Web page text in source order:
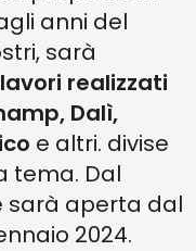
anni del
sarà
realizzati
Dalì,
e altri. divise
tema. Dal
sarà aperta dal
2024.